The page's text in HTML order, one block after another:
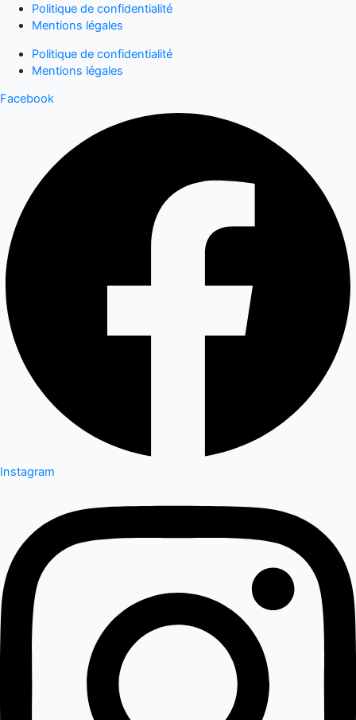
Politique de confidentialité
Mentions légales
Politique de confidentialité
Mentions légales
Facebook
Instagram